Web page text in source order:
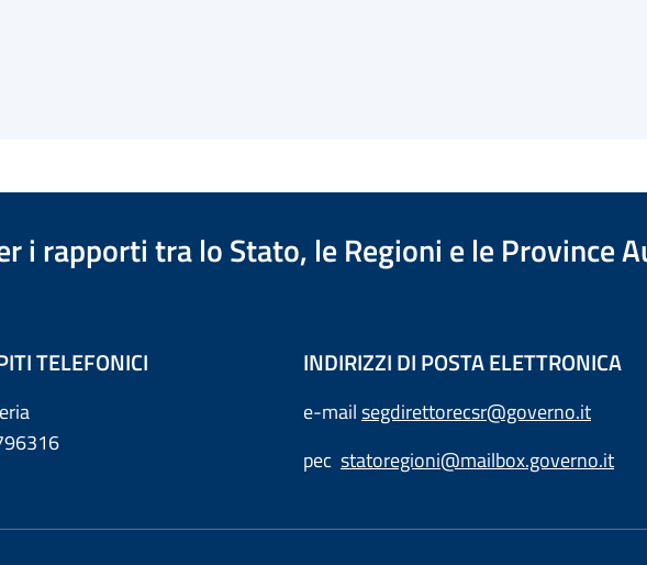
i rapporti tra lo Stato, le Regioni e le Province
TELEFONICI INDIRIZZI DI POSTA ELETTRONICA
e-mailsegdirettorecsr@governo.it
pec statoregioni@mailbox.governo.it